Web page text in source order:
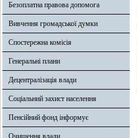
Безоплатна правова допомога
Вивчення громадської думки
Спостережна комісія
Генеральні плани
Децентралізація влади
Соціальний захист населення
Пенсійний фонд інформує
Очищення влади